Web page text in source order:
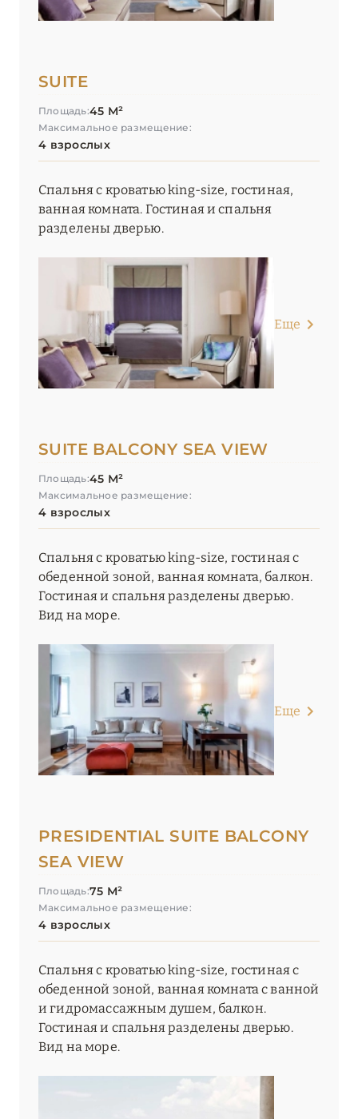
SUITE
Площадь:45 М²
Максимальное размещение:
4 взрослых
Спальня с кроватью king-size, гостиная,
ванная комната. Гостиная и спальня
разделены дверью.
Еще
SUITE BALCONY SEA VIEW
Площадь:45 М²
Максимальное размещение:
4 взрослых
Спальня с кроватью king-size, гостиная с
обеденной зоной, ванная комната, балкон.
Гостиная и спальня разделены дверью.
Вид на море.
Еще
PRESIDENTIAL SUITE BALCONY
SEA VIEW
Площадь:75 М²
Максимальное размещение:
4 взрослых
Спальня с кроватью king-size, гостиная с
обеденной зоной, ванная комната с ванной
и гидромассажным душем, балкон.
Гостиная и спальня разделены дверью.
Вид на море.